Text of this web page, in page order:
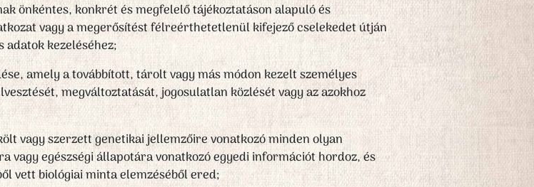
önkéntes, konkrét és megfelelő tájékoztatáson alapuló és
vagy a megerősítést félreérthetetlenül kifejező cselekedet útján
adatok kezeléséhez;
amely a továbbított, tárolt vagy más módon kezelt személyes
megváltoztatását, jogosulatlan közlését vagy az azokhoz
vagy szerzett genetikai jellemzőire vonatkozó minden olyan
vagy egészségi állapotára vonatkozó egyedi információt hordoz, és
vett biológiai minta elemzéséből ered;